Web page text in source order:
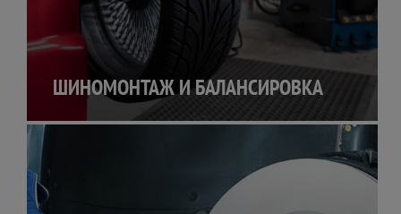
ШИНОМОНТАЖ И БАЛАНСИРОВКА